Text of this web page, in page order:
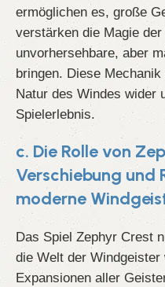
ermöglichen es, große
verstärken die Magie
unvorhersehbare, aber
bringen. Diese
Natur des Windes wider
Spielerlebnis.
c. Die Rolle von
Verschiebung und
moderne
Das Spiel Zephyr Crest
die Welt der
Expansionen aller